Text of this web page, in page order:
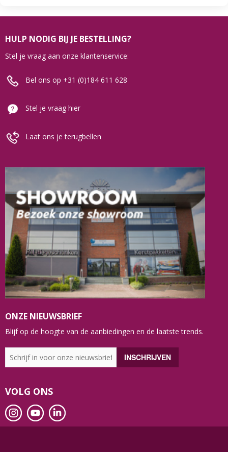
HULP NODIG BIJ JE BESTELLING?
Stel je vraag aan onze klantenservice:
Bel ons op +31 (0)184 611 628
Stel je vraag hier
Laat ons je terugbellen
ONZE NIEUWSBRIEF
Blijf op de hoogte van de aanbiedingen en de laatste trends.
VOLG ONS